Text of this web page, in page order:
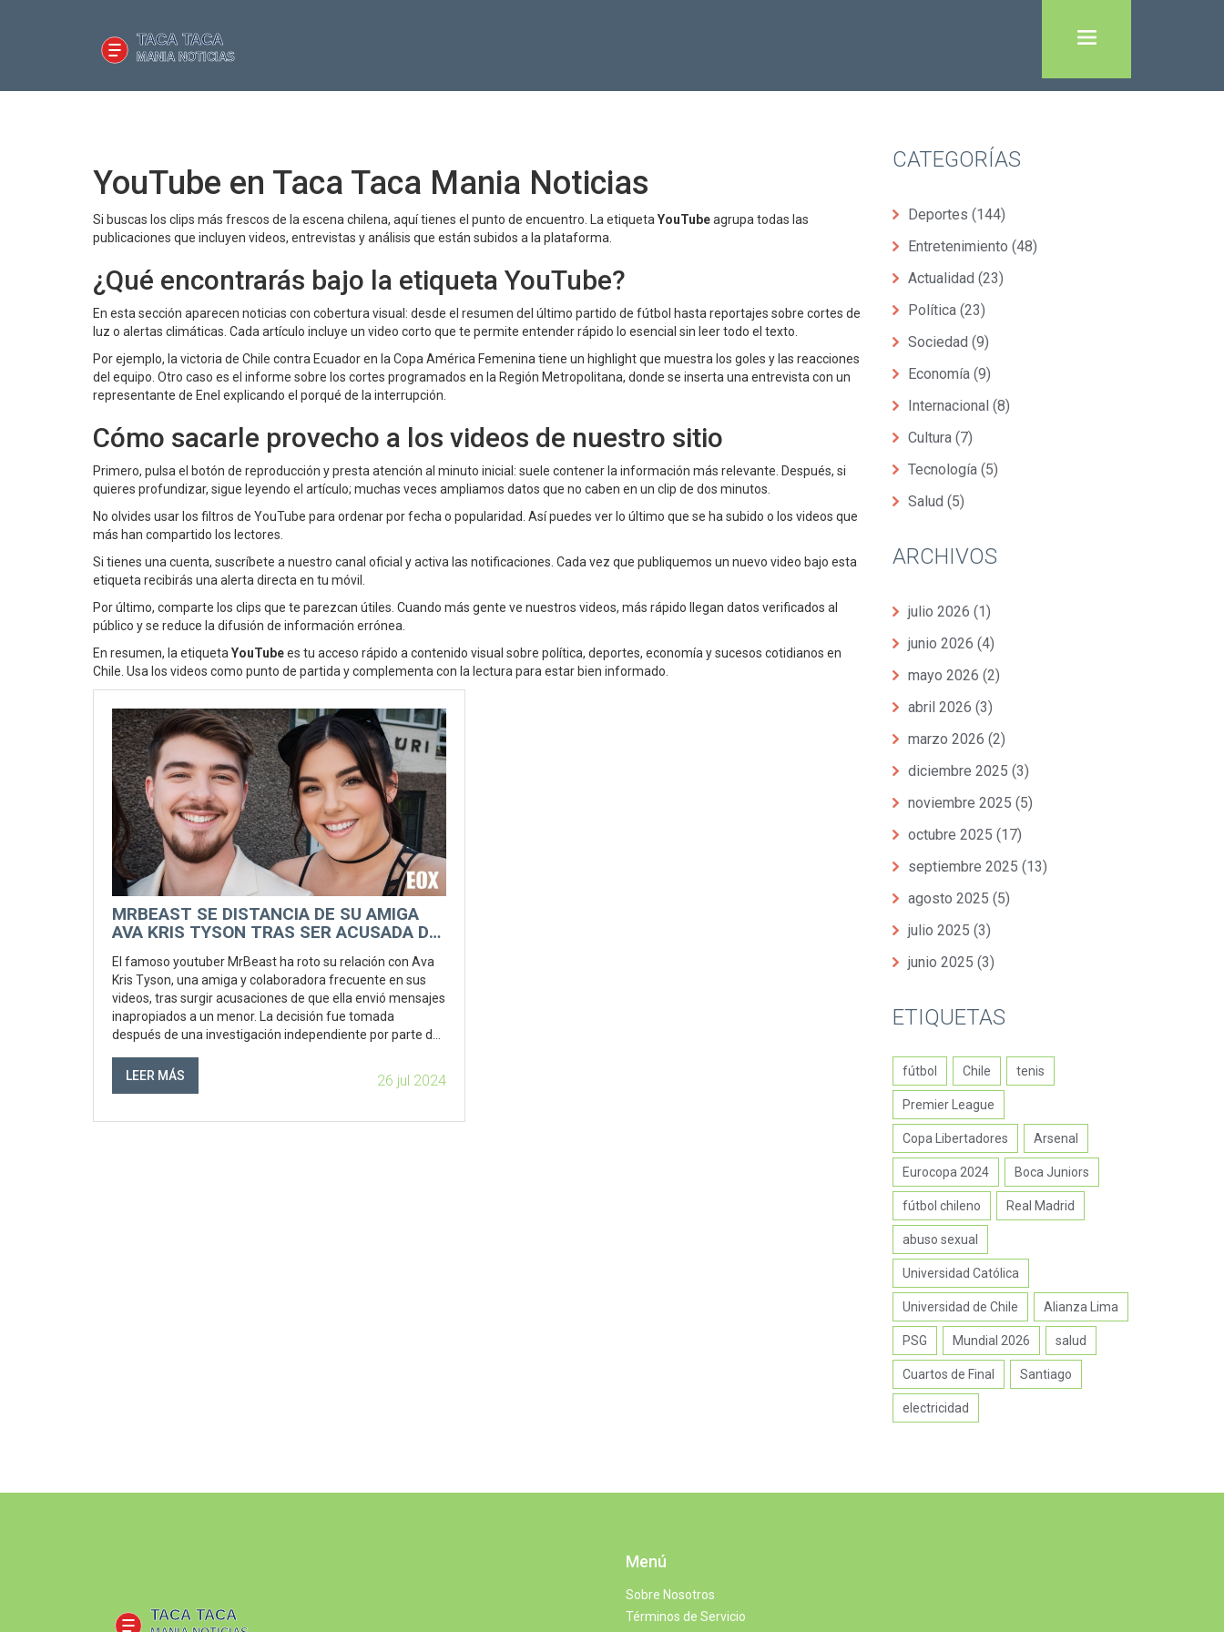
YouTube en Taca Taca Mania Noticias
Si buscas los clips más frescos de la escena chilena, aquí tienes el punto de encuentro. La etiqueta YouTubeagrupa todas las
publicaciones que incluyen videos, entrevistas y análisis que están subidos a la plataforma.
¿Qué encontrarás bajo la etiqueta YouTube?
En esta sección aparecen noticias con cobertura visual: desde el resumen del último partido de fútbol hasta reportajes sobre cortes de
luz o alertas climáticas. Cada artículo incluye un video corto que te permite entender rápido lo esencial sin leer todo el texto.
Por ejemplo, la victoria de Chile contra Ecuador en la Copa América Femenina tiene un highlight que muestra los goles y las reacciones
del equipo. Otro caso es el informe sobre los cortes programados en la Región Metropolitana, donde se inserta una entrevista con un
representante de Enel explicando el porqué de la interrupción.
Cómo sacarle provecho a los videos de nuestro sitio
Primero, pulsa el botón de reproducción y presta atención al minuto inicial: suele contener la información más relevante. Después, si
quieres profundizar, sigue leyendo el artículo; muchas veces ampliamos datos que no caben en un clip de dos minutos.
No olvides usar los filtros de YouTube para ordenar por fecha o popularidad. Así puedes ver lo último que se ha subido o los videos que
más han compartido los lectores.
Si tienes una cuenta, suscríbete a nuestro canal oficial y activa las notificaciones. Cada vez que publiquemos un nuevo video bajo esta
etiqueta recibirás una alerta directa en tu móvil.
Por último, comparte los clips que te parezcan útiles. Cuando más gente ve nuestros videos, más rápido llegan datos verificados al
público y se reduce la difusión de información errónea.
En resumen, la etiqueta YouTubees tu acceso rápido a contenido visual sobre política, deportes, economía y sucesos cotidianos en
Chile. Usa los videos como punto de partida y complementa con la lectura para estar bien informado.
MRBEAST SE DISTANCIA DE SU AMIGA
AVA KRIS TYSON TRAS SER ACUSADA DE
MENOR
El famoso youtuber MrBeast ha roto su relación con Ava
Kris Tyson, una amiga y colaboradora frecuente en sus
videos, tras surgir acusaciones de que ella envió mensajes
inapropiados a un menor. La decisión fue tomada
después de una investigación independiente por parte de
LEER MÁS
26 jul 2024
CATEGORÍAS
Deportes (144)
Entretenimiento (48)
Actualidad (23)
Política (23)
Sociedad (9)
Economía (9)
Internacional (8)
Cultura (7)
Tecnología (5)
Salud (5)
ARCHIVOS
julio 2026 (1)
junio 2026 (4)
mayo 2026 (2)
abril 2026 (3)
marzo 2026 (2)
diciembre 2025 (3)
noviembre 2025 (5)
octubre 2025 (17)
septiembre 2025 (13)
agosto 2025 (5)
julio 2025 (3)
junio 2025 (3)
ETIQUETAS
fútbol Chile tenis
Premier League
Copa Libertadores Arsenal
Eurocopa 2024 Boca Juniors
fútbol chileno Real Madrid
abuso sexual
Universidad Católica
Universidad de Chile Alianza Lima
PSG Mundial 2026 salud
Cuartos de Final Santiago
electricidad
Menú
Sobre Nosotros
Términos de Servicio